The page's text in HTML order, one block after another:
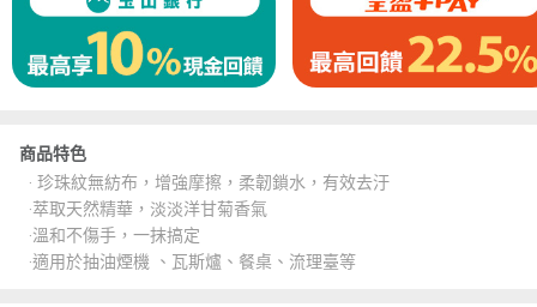
商品特色
‧ 珍珠紋無紡布，增強摩擦，柔韌鎖水，有效去汙
‧萃取天然精華，淡淡洋甘菊香氣
‧溫和不傷手，一抹搞定
‧適用於抽油煙機 、瓦斯爐、餐桌、流理臺等